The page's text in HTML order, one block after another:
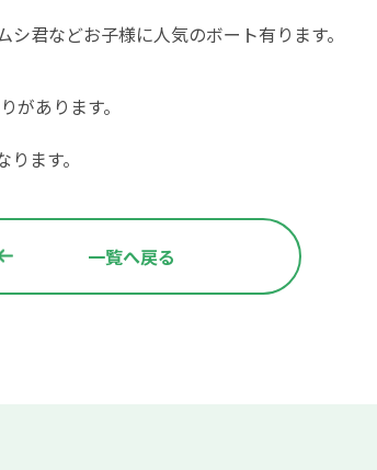
君などお子様に人気のボート有ります。
があります。
ます。
一覧へ戻る
ご確認のうえ購入してください。
後のキャンセルはできません。